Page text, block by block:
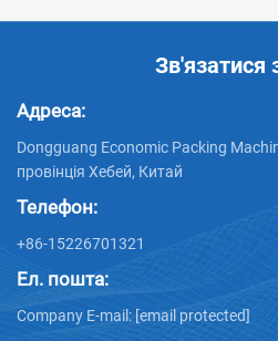
Зв'язатися
Адреса:
Dongguang Economic Packing
провінція Хебей, Китай
Телефон:
+86-15226701321
Ел. пошта:
Company E-mail: [email protected]